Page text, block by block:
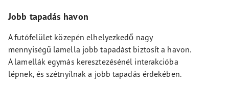
Jobb tapadás havon
A futófelület közepén elhelyezkedő nagy
mennyiségű lamella jobb tapadást biztosít a havon.
A lamellák egymás keresztezésénél interakcióba
lépnek, és szétnyílnak a jobb tapadás érdekében.